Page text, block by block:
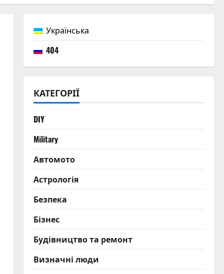
Українська
404
КАТЕГОРІЇ
DIY
Military
Автомото
Астрологія
Безпека
Бізнес
Будівництво та ремонт
Визначні люди